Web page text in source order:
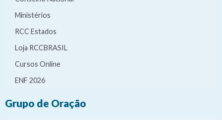
Ministérios
RCC Estados
Loja RCCBRASIL
Cursos Online
ENF 2026
Grupo de Oração